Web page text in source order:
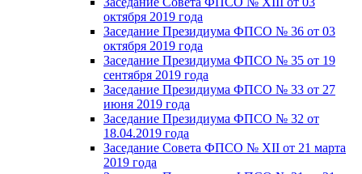
октября 2019 года
Заседание Президиума ФПСО № 36 от 03
октября 2019 года
Заседание Президиума ФПСО № 35 от 19
сентября 2019 года
Заседание Президиума ФПСО № 33 от 27
июня 2019 года
Заседание Президиума ФПСО № 32 от
18.04.2019 года
Заседание Совета ФПСО № XII от 21 марта
2019 года